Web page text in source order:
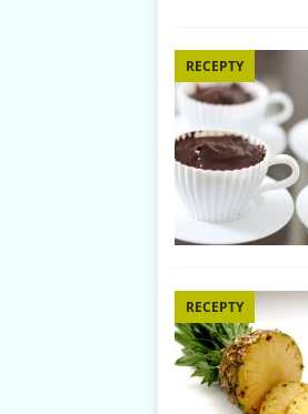
RECEPTY
RECEPTY